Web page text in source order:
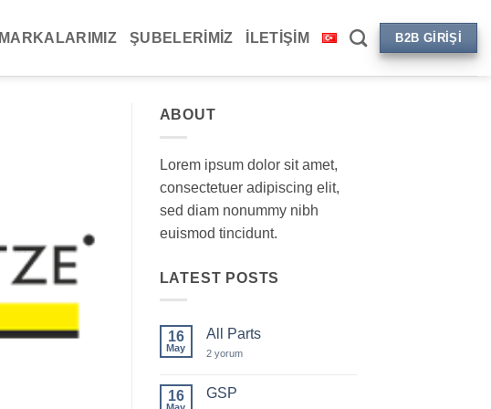
MARKALARIMIZ ŞUBELERIMIZ İLETIŞIM B2B GIRIŞI
ABOUT
Lorem ipsum dolor sit amet,
consectetuer adipiscing elit,
sed diam nonummy nibh
euismod tincidunt.
LATEST POSTS
16
May
All Parts
All
2 yorum
16 GSP